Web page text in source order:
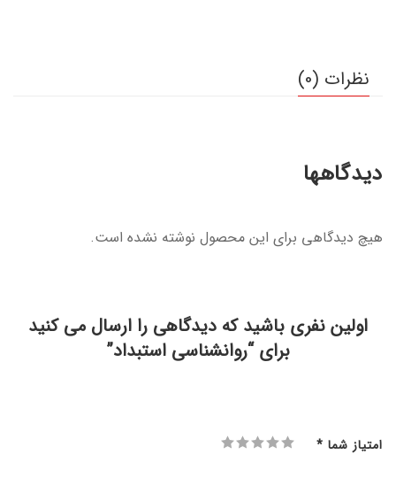
نظرات (0)
دیدگاهها
هیچ دیدگاهی برای این محصول نوشته نشده است.
اولین نفری باشید که دیدگاهی را ارسال می کنید
برای “روانشناسی استبداد”
امتیاز شما *